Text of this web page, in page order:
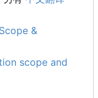
&
scope and